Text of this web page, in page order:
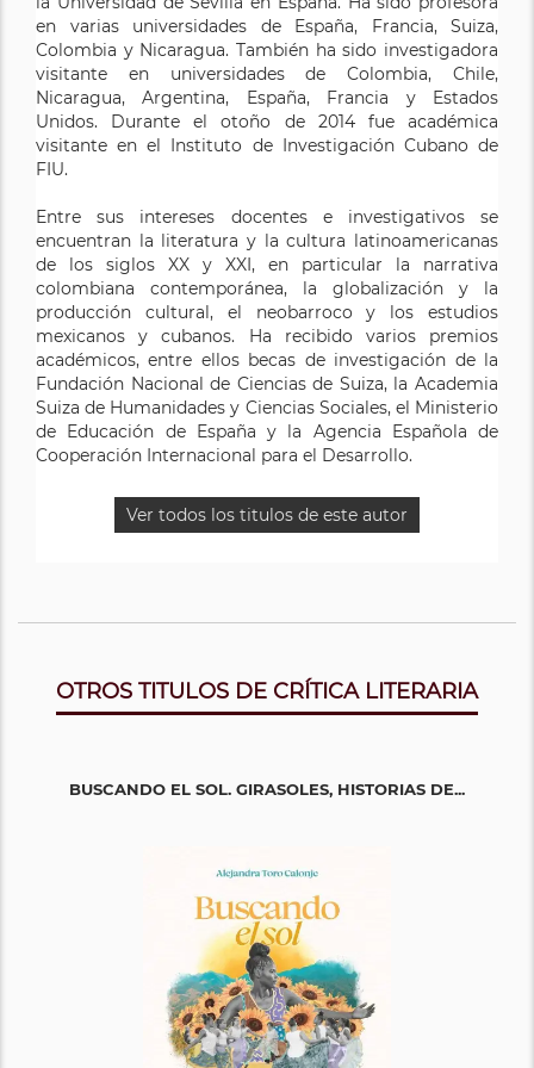
en varias universidades de España, Francia, Suiza,
Colombia y Nicaragua. También ha sido investigadora
visitante en universidades de Colombia, Chile,
Nicaragua, Argentina, España, Francia y Estados
Unidos. Durante el otoño de 2014 fue académica
visitante en el Instituto de Investigación Cubano de
FIU.
Entre sus intereses docentes e investigativos se
encuentran la literatura y la cultura latinoamericanas
de los siglos XX y XXI, en particular la narrativa
colombiana contemporánea, la globalización y la
producción cultural, el neobarroco y los estudios
mexicanos y cubanos. Ha recibido varios premios
académicos, entre ellos becas de investigación de la
Fundación Nacional de Ciencias de Suiza, la Academia
Suiza de Humanidades y Ciencias Sociales, el Ministerio
de Educación de España y la Agencia Española de
Cooperación Internacional para el Desarrollo.
Ver todos los titulos de este autor
Cambridge, y se doctoró en Historia y Teoría Literaria
en l´Ecole des Hautes Etudes en Sciencies Sociales en
París. Es profesor de Literaturas Hispánicas Modernas
en la Universidad Jules Verne en Amiens, Francia, país
en el que vive. Es también consejero literario para la
lengua española en un importante grupo editorial
francés, y crítico y cronista literario en prensa
Ha publicado los libros de ensayo La estrategia
neobarroca (Barcelona, 1987), Itinerarios (Caracas,
1997), Teorías de la Lírica (México, 1998) y La religión del
vacío y otros ensayos (México, 2002), obra finalista del
Premio Bartolomé March de Crítica Literaria en 2003.
Es colaborador habitual de las revistas Letras Libres,
Cuadernos Hispanoamericanos y Encuentro de la
cultura cubana. Como poeta, ha publicado
recientemente Círculo del adiós (Madrid, 2006).
OTROS TITULOS DE CRÍTICA LITERARIA
BUSCANDO EL SOL. GIRASOLES, HISTORIAS DE...